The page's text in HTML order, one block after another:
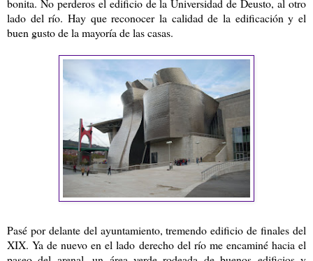
bonita. No perderos el edificio de la Universidad de Deusto, al otro
lado del río. Hay que reconocer la calidad de la edificación y el
buen gusto de la mayoría de las casas.
Pasé por delante del ayuntamiento, tremendo edificio de finales del
XIX. Ya de nuevo en el lado derecho del río me encaminé hacia el